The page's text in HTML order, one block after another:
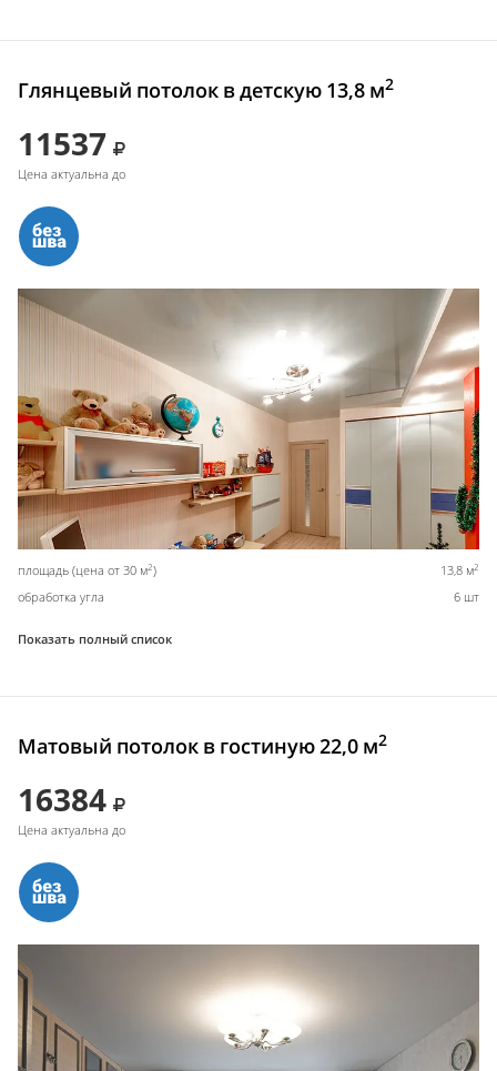
Глянцевый потолок в детскую 13,8 м2
11537
Цена актуальна до
площадь (цена от 30 м2) 13,8 м2
обработка угла 6 шт
Показать полный список
Матовый потолок в гостиную 22,0 м2
16384
Цена актуальна до